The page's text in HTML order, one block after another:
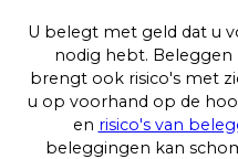
U belegt met geld dat u
nodig hebt. Beleggen
brengt ook risico's met
u op voorhand op de
en risico's van
beleggingen kan